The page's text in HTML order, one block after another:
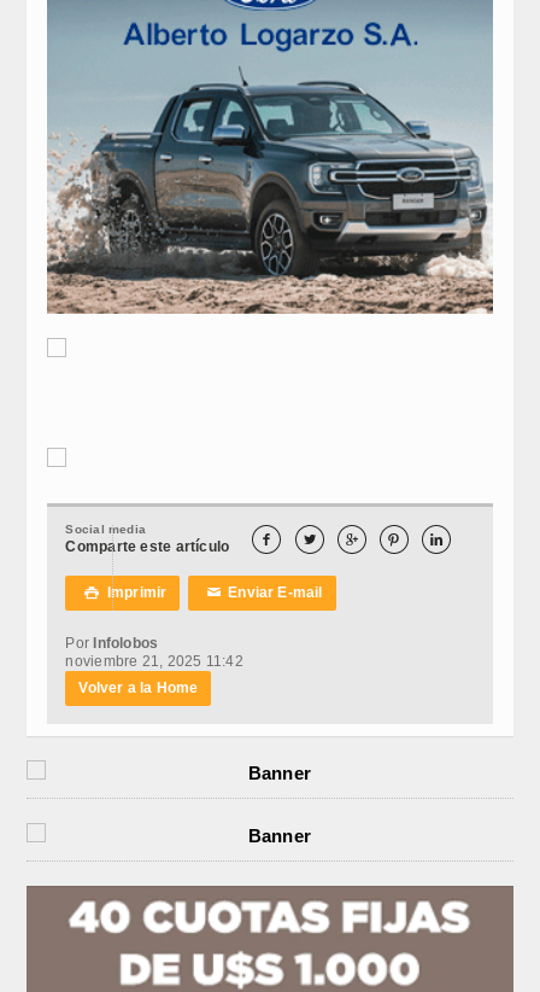
Social media
Comparte este artículo     
 Imprimir ✉Enviar E-mail
PorInfolobos
noviembre 21, 2025 11:42
Volver a la Home